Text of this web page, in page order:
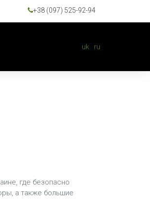
+38 (097) 525-92-94
uk ru
где безопасно
а также большие